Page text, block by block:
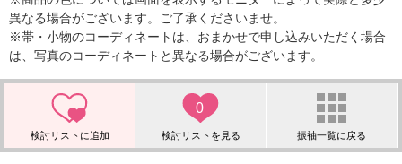
異なる場合がございます。ご了承くださいませ。
※帯・小物のコーディネートは、おまかせで申し込みいただく場合
は、写真のコーディネートと異なる場合がございます。
0